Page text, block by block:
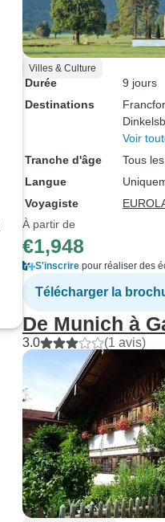
Villes & Culture
Durée
9 jours
Destinations
Voir
Tranche d'âge
Tous
Langue
Voyagiste
À partir de
€1,948
S'inscrire pour réaliser des
Télécharger la
De Munich à
3.0 (1 avis)